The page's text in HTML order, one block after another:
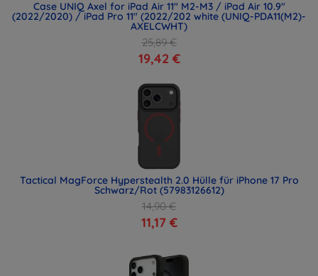
Case UNIQ Axel for iPad Air 11" M2-M3 / iPad Air 10.9"
(2022/2020) / iPad Pro 11" (2022/202 white (UNIQ-PDA11(M2)-
AXELCWHT)
25,89 €
19,42 €
Tactical MagForce Hyperstealth 2.0 Hülle für iPhone 17 Pro
Schwarz/Rot (57983126612)
14,90 €
11,17 €